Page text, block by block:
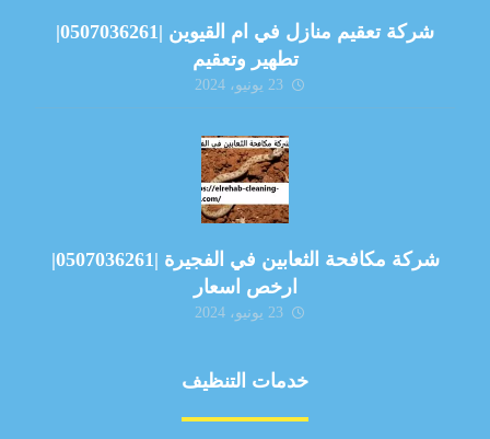
شركة تعقيم منازل في ام القيوين |0507036261|
تطهير وتعقيم
23 يونيو، 2024
شركة مكافحة الثعابين في الفجيرة |0507036261|
ارخص اسعار
23 يونيو، 2024
خدمات التنظيف